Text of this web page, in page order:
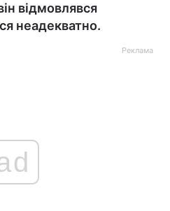
відмовлявся
неадекватно.
Реклама